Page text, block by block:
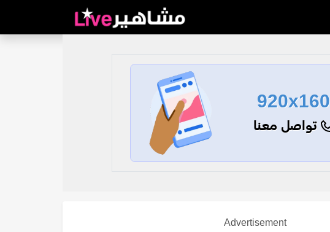
920x160
تواصل معنا
Advertisement